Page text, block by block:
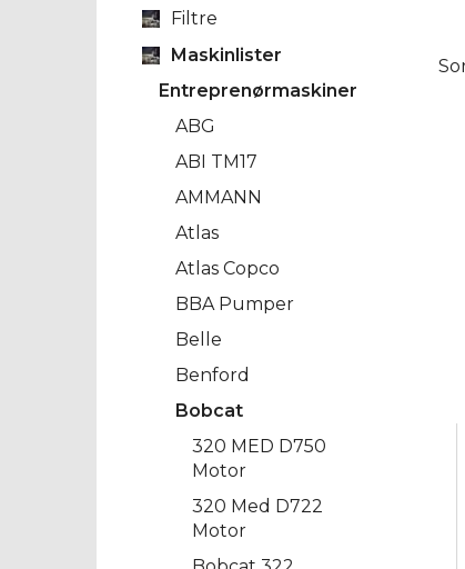
Filtre
Maskinlister
Entreprenørmaskiner
ABG
ABI TM17
AMMANN
Atlas
Atlas Copco
BBA Pumper
Belle
Benford
Bobcat
320 MED D750
Motor
320 Med D722
Motor